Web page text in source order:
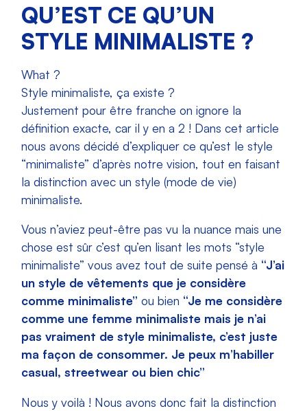
QU’EST CE QU’UN
STYLE MINIMALISTE ?
What ?
Style minimaliste, ça existe ?
Justement pour être franche on ignore la
définition exacte, car il y en a 2 ! Dans cet article
nous avons décidé d’expliquer ce qu’est le style
“minimaliste” d’après notre vision, tout en faisant
la distinction avec un style (mode de vie)
minimaliste.
Vous n’aviez peut-être pas vu la nuance mais une
chose est sûr c’est qu’en lisant les mots “style
minimaliste” vous avez tout de suite pensé à “J’ai
un style de vêtements que je considère
comme minimaliste”ou bien “Je me considère
comme une femme minimaliste mais je n’ai
pas vraiment de style minimaliste, c’est juste
ma façon de consommer. Je peux m’habiller
casual, streetwear ou bien chic”
Nous y voilà ! Nous avons donc fait la distinction